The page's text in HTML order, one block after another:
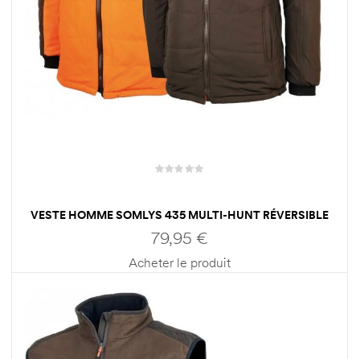
VESTE HOMME SOMLYS 435 MULTI-HUNT RÉVERSIBLE
79,95 €
Acheter le produit